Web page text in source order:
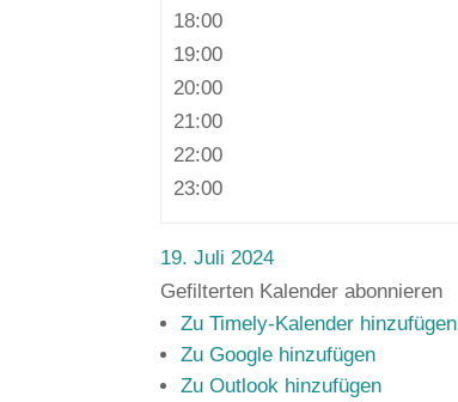
18:00
19:00
20:00
21:00
22:00
23:00
19. Juli 2024
Gefilterten Kalender abonnieren
Zu Timely-Kalender hinzufügen
Zu Google hinzufügen
Zu Outlook hinzufügen